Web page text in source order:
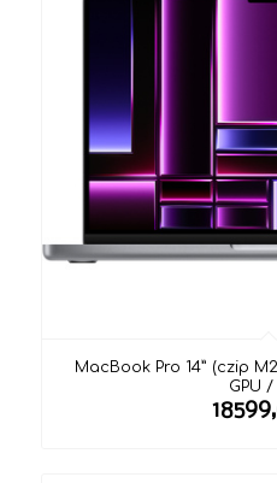
MacBook Pro 14” (czip
GPU /